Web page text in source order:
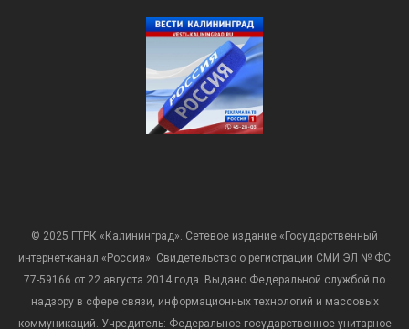
© 2025 ГТРК «Калининград». Сетевое издание «Государственный
интернет-канал «Россия». Свидетельство о регистрации СМИ ЭЛ № ФС
77-59166 от 22 августа 2014 года. Выдано Федеральной службой по
надзору в сфере связи, информационных технологий и массовых
коммуникаций. Учредитель: Федеральное государственное унитарное